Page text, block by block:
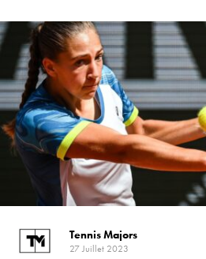
Tennis Majors
27 Juillet 2023